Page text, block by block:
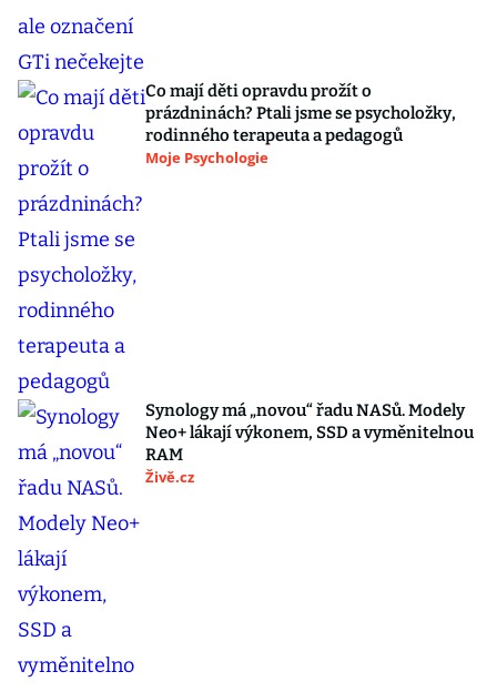
Co mají děti opravdu prožít o
prázdninách? Ptali jsme se psycholožky,
rodinného terapeuta a pedagogů
Moje Psychologie
Synology má „novou“ řadu NASů. Modely
Neo+ lákají výkonem, SSD a vyměnitelnou
RAM
Živě.cz